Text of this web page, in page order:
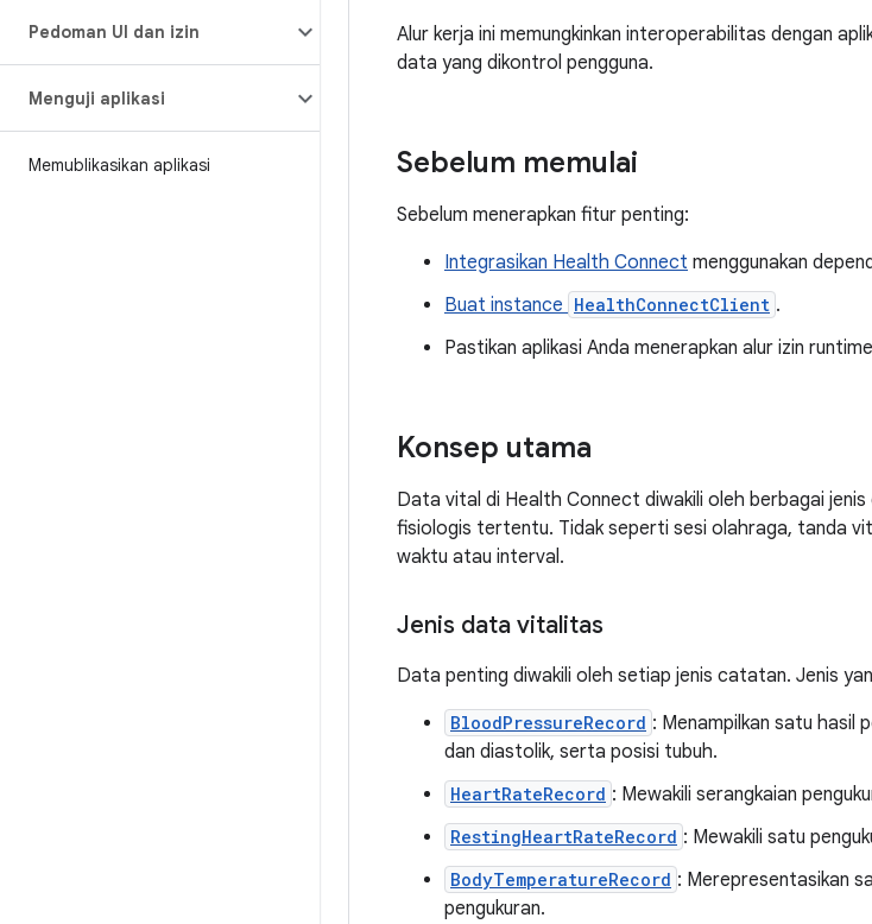
Pedoman UI dan izin
Menguji aplikasi
Memublikasikan aplikasi
Alur kerja ini memungkinkan interoperabilitas dengan
data yang dikontrol pengguna.
Sebelum memulai
Sebelum menerapkan fitur penting:
Integrasikan Health Connect menggunakan
Buat instance HealthConnectClient .
Pastikan aplikasi Anda menerapkan alur izin runtime
Konsep utama
Data vital di Health Connect diwakili oleh berbagai
fisiologis tertentu. Tidak seperti sesi olahraga, tanda
waktu atau interval.
Jenis data vitalitas
Data penting diwakili oleh setiap jenis catatan. Jenis
BloodPressureRecord : Menampilkan satu hasil
dan diastolik, serta posisi tubuh.
HeartRateRecord : Mewakili serangkaian
RestingHeartRateRecord : Mewakili satu
BodyTemperatureRecord : Merepresentasikan
pengukuran.